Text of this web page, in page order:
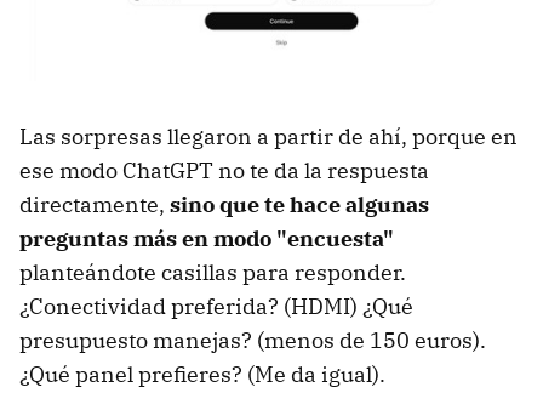
Las sorpresas llegaron a partir de ahí, porque en
ese modo ChatGPT no te da la respuesta
directamente, sino que te hace algunas
preguntas más en modo "encuesta"
planteándote casillas para responder.
¿Conectividad preferida? (HDMI) ¿Qué
presupuesto manejas? (menos de 150 euros).
¿Qué panel prefieres? (Me da igual).